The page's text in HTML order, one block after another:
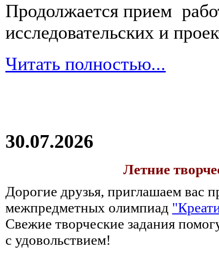
Продолжается прием
исследовательских и
Читать полностью...
30.07.2026
Летние
Дорогие друзья, приглашаем вас
межпредметных олимпиад
Свежие творческие задания
с удовольствием!